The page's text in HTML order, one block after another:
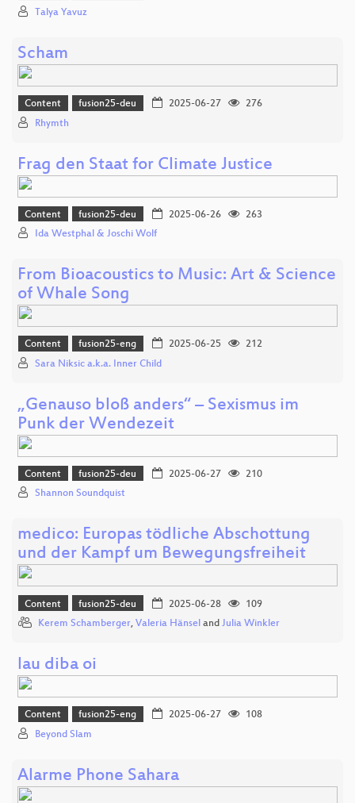
Talya Yavuz
Scham
Content fusion25-deu 2025-06-27
276
Rhymth
Frag den Staat for Climate Justice
Content fusion25-deu 2025-06-26
263
Ida Westphal & Joschi Wolf
From Bioacoustics to Music: Art & Science
of Whale Song
Content fusion25-eng 2025-06-25
212
Sara Niksic a.k.a. Inner Child
„Genauso bloß anders“ – Sexismus im
Punk der Wendezeit
Content fusion25-deu 2025-06-27
210
Shannon Soundquist
medico: Europas tödliche Abschottung
und der Kampf um Bewegungsfreiheit
Content fusion25-deu 2025-06-28
109
Kerem Schamberger, Valeria Hänsel and Julia Winkler
lau diba oi
Content fusion25-eng 2025-06-27
108
Beyond Slam
Alarme Phone Sahara